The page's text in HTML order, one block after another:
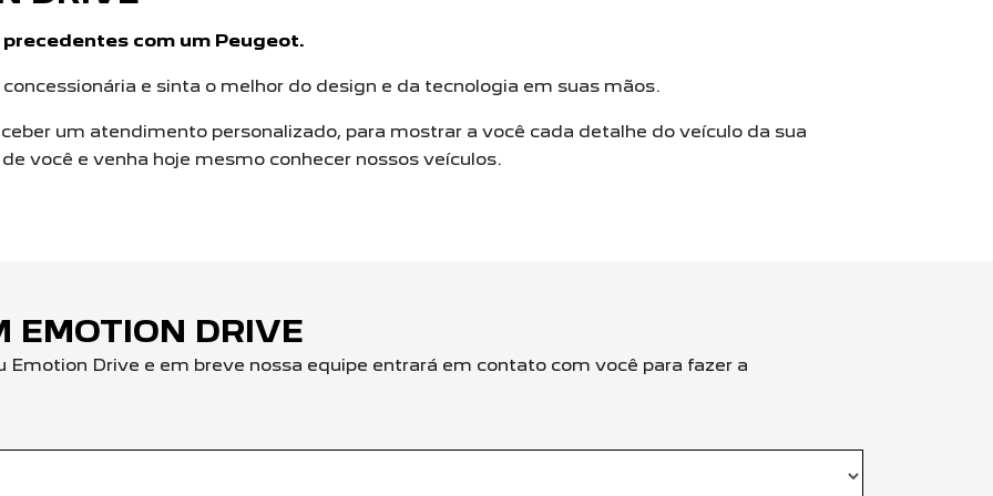
com um Peugeot.
e sinta o melhor do design e da tecnologia em suas mãos.
um atendimento personalizado, para mostrar a você cada detalhe do veículo da sua
você e venha hoje mesmo conhecer nossos veículos.
EMOTION DRIVE
Emotion Drive e em breve nossa equipe entrará em contato com você para fazer a